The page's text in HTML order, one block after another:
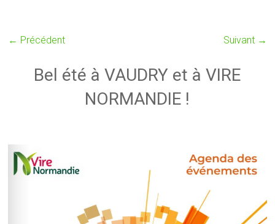
← Précédent Suivant →
Bel été à VAUDRY et à VIRE
NORMANDIE !